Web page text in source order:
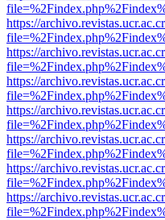
https://
https://
https://
https://
https://
https://
https://